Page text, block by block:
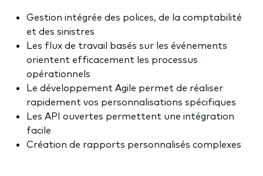
Gestion intégrée des polices, de la comptabilité
et des sinistres
Les flux de travail basés sur les événements
orientent efficacement les processus
opérationnels
Le développement Agile permet de réaliser
rapidement vos personnalisations spécifiques
Les API ouvertes permettent une intégration
facile
Création de rapports personnalisés complexes